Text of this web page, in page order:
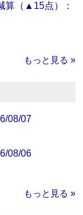
算（▲15点）：
もっと見る »
08/07
08/06
もっと見る »